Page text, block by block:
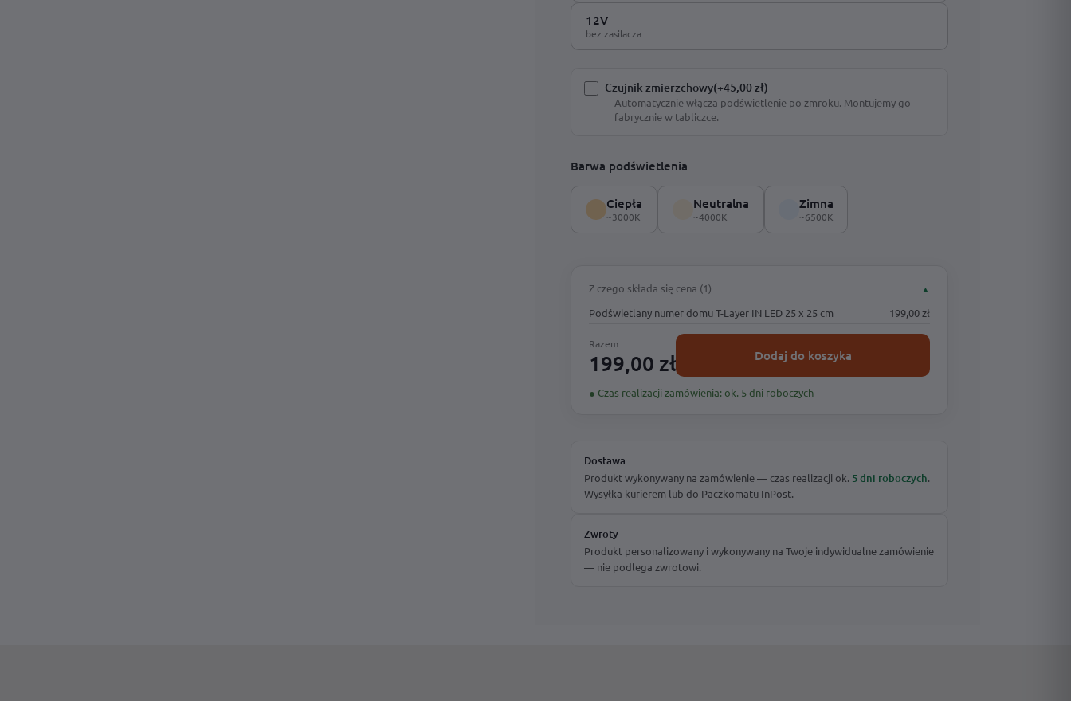
12V
bez zasilacza
Czujnik zmierzchowy(+45,00 zł)
Automatycznie włącza podświetlenie po zmroku. Montujemy go
fabrycznie w tabliczce.
Barwa podświetlenia
Ciepła
~3000K
Neutralna
~4000K
Zimna
~6500K
Z czego składa się cena (1) ▲
Podświetlany numer domu T-Layer IN LED 25 x 25 cm 199,00 zł
Razem
199,00 zł Dodaj do koszyka
● Czas realizacji zamówienia: ok. 5 dni roboczych
Dostawa
Produkt wykonywany na zamówienie — czas realizacji ok. 5 dni roboczych.
Wysyłka kurierem lub do Paczkomatu InPost.
Zwroty
Produkt personalizowany i wykonywany na Twoje indywidualne zamówienie
— nie podlega zwrotowi.